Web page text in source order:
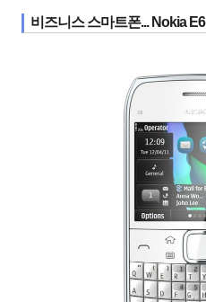
비즈니스 스마트폰... Nokia E6